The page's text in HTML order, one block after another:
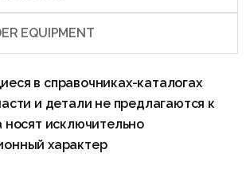
EQUIPMENT
в справочниках-каталогах
и детали не предлагаются к
исключительно
характер